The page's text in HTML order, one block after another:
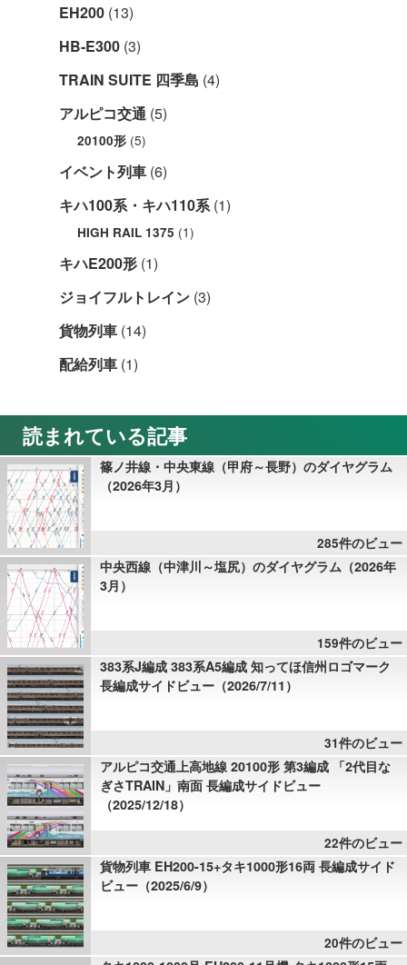
EH200 (13)
HB-E300 (3)
TRAIN SUITE 四季島 (4)
アルピコ交通 (5)
20100形 (5)
イベント列車 (6)
キハ100系・キハ110系 (1)
HIGH RAIL 1375 (1)
キハE200形 (1)
ジョイフルトレイン (3)
貨物列車 (14)
配給列車 (1)
読まれている記事
篠ノ井線・中央東線（甲府～長野）のダイヤグラム
（2026年3月）
285件のビュー
中央西線（中津川～塩尻）のダイヤグラム（2026年
3月）
159件のビュー
383系J編成 383系A5編成 知ってほ信州ロゴマーク
長編成サイドビュー（2026/7/11）
31件のビュー
アルピコ交通上高地線 20100形 第3編成 「2代目な
ぎさTRAIN」南面 長編成サイドビュー
（2025/12/18）
22件のビュー
貨物列車 EH200-15+タキ1000形16両 長編成サイド
ビュー（2025/6/9）
20件のビュー